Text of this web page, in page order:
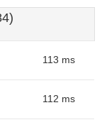
113 ms
112 ms